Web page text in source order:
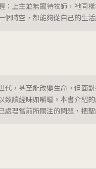
：上主並無寵待牧師，祂同
個時空，都能夠從自己的生
代，甚至能改變生命。但面
致讀經昧如嚼蠟。本書介紹
理當前所關注的問題，把聖